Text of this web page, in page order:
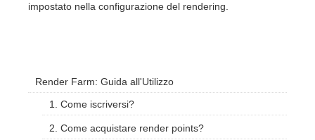
impostato nella configurazione del rendering.
Render Farm: Guida all'Utilizzo
1. Come iscriversi?
2. Come acquistare render points?